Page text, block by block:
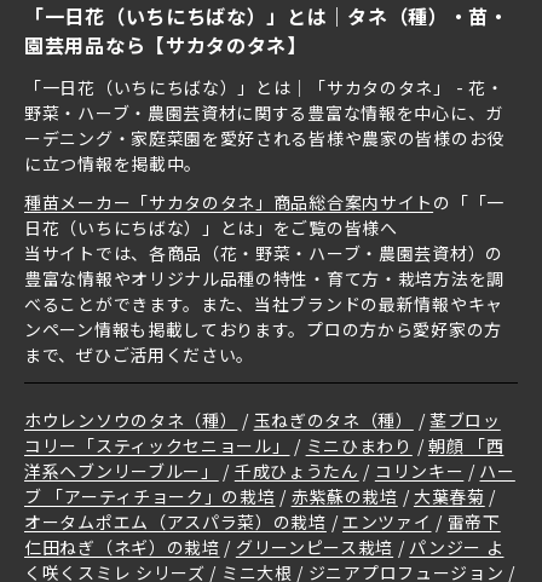
「一日花（いちにちばな）」とは｜タネ（種）・苗・
園芸用品なら【サカタのタネ】
「一日花（いちにちばな）」とは｜「サカタのタネ」 - 花・
野菜・ハーブ・農園芸資材に関する豊富な情報を中心に、ガ
ーデニング・家庭菜園を愛好される皆様や農家の皆様のお役
に立つ情報を掲載中。
種苗メーカー「サカタのタネ」商品総合案内サイト の「「一
日花（いちにちばな）」とは」をご覧の皆様へ
当サイトでは、各商品（花・野菜・ハーブ・農園芸資材）の
豊富な情報やオリジナル品種の特性・育て方・栽培方法を調
べることができます。また、当社ブランドの最新情報やキャ
ンペーン情報も掲載しております。プロの方から愛好家の方
まで、ぜひご活用ください。
ホウレンソウのタネ（種） 玉ねぎのタネ（種）
茎ブロッ
コリー「スティックセニョール」
ミニひまわり
朝顔 「西
洋系ヘブンリーブルー」
千成ひょうたん コリンキー
ハー
ブ 「アーティチョーク」の栽培
赤紫蘇の栽培
大葉春菊
オータムポエム（アスパラ菜）の栽培
エンツァイ
雷帝下
仁田ねぎ（ネギ）の栽培
グリーンピース栽培
パンジー よ
く咲くスミレ シリーズ
ミニ大根 ジニアプロフュージョン